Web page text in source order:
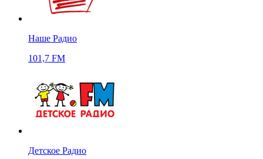
Наше Радио
101,7 FM
Детское Радио